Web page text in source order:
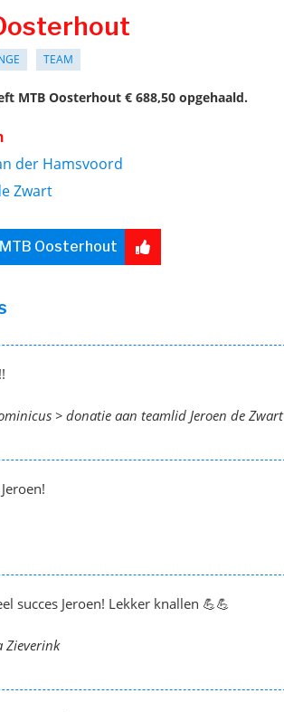
TEAM
MTB Oosterhout € 688,50 opgehaald.
der Hamsvoord
Zwart
Oosterhout
> donatie aan teamlid Jeroen de Zwart
succes Jeroen! Lekker knallen 💪💪
Zieverink